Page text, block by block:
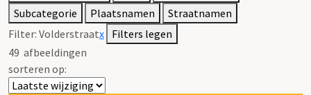
Subcategorie
Plaatsnamen
Straatnamen
Filter: Volderstraatx Filters legen
49 afbeeldingen
sorteren op: